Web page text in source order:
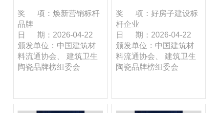
奖 项：焕新营销标杆
品牌
日 期：2026-04-22
颁发单位：中国建筑材
料流通协会、 建筑卫生
陶瓷品牌榜组委会
奖 项：好房子建设标
杆企业
日 期：2026-04-22
颁发单位：中国建筑材
料流通协会、 建筑卫生
陶瓷品牌榜组委会